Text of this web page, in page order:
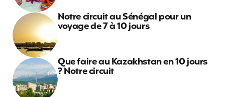
Notre circuit au Sénégal pour un
voyage de 7 à 10 jours
Que faire au Kazakhstan en 10 jours
? Notre circuit